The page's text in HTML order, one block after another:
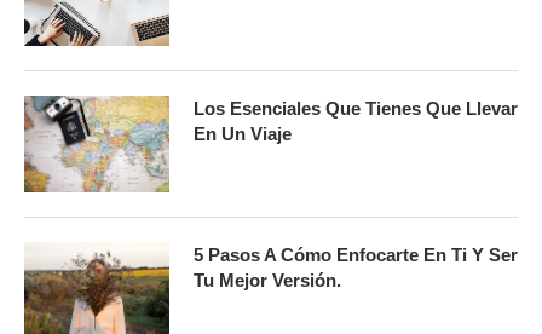
Los Esenciales Que Tienes Que Llevar
En Un Viaje
5 Pasos A Cómo Enfocarte En Ti Y Ser
Tu Mejor Versión.